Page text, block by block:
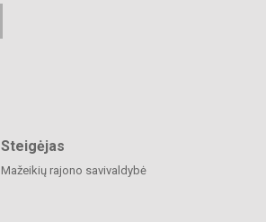
Steigėjas
Mažeikių rajono savivaldybė